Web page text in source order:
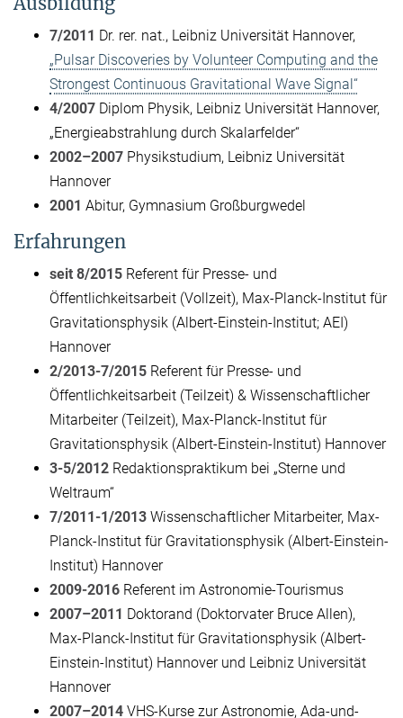
7/2011 Dr. rer. nat., Leibniz Universität Hannover,
„Pulsar Discoveries by Volunteer Computing and the
Strongest Continuous Gravitational Wave Signal“
4/2007 Diplom Physik, Leibniz Universität Hannover,
„Energieabstrahlung durch Skalarfelder“
2002–2007 Physikstudium, Leibniz Universität
Hannover
2001 Abitur, Gymnasium Großburgwedel
Erfahrungen
seit 8/2015 Referent für Presse- und
Öffentlichkeitsarbeit (Vollzeit), Max-Planck-Institut für
Gravitationsphysik (Albert-Einstein-Institut; AEI)
Hannover
2/2013-7/2015 Referent für Presse- und
Öffentlichkeitsarbeit (Teilzeit) & Wissenschaftlicher
Mitarbeiter (Teilzeit), Max-Planck-Institut für
Gravitationsphysik (Albert-Einstein-Institut) Hannover
3-5/2012 Redaktionspraktikum bei „Sterne und
Weltraum“
7/2011-1/2013 Wissenschaftlicher Mitarbeiter, Max-
Planck-Institut für Gravitationsphysik (Albert-Einstein-
Institut) Hannover
2009-2016 Referent im Astronomie-Tourismus
2007–2011 Doktorand (Doktorvater Bruce Allen),
Max-Planck-Institut für Gravitationsphysik (Albert-
Einstein-Institut) Hannover und Leibniz Universität
Hannover
2007–2014 VHS-Kurse zur Astronomie, Ada-und-